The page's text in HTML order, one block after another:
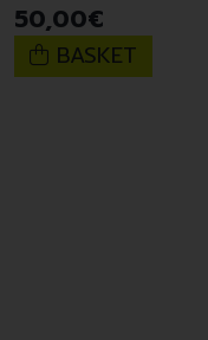
50,00€
BASKET